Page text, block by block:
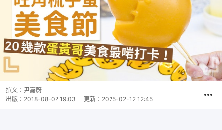
撰文： 尹嘉蔚
出版： 2018-08-02 19:03 更新： 2025-02-12 12:45